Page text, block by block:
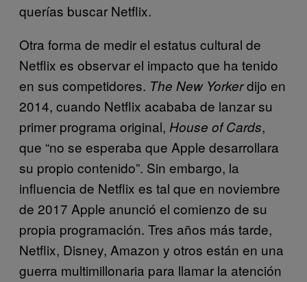
querías buscar Netflix.
Otra forma de medir el estatus cultural de
Netflix es observar el impacto que ha tenido
en sus competidores. The New Yorkerdijo en
2014, cuando Netflix acababa de lanzar su
primer programa original, House of Cards,
que “no se esperaba que Apple desarrollara
su propio contenido”. Sin embargo, la
influencia de Netflix es tal que en noviembre
de 2017 Apple anunció el comienzo de su
propia programación. Tres años más tarde,
Netflix, Disney, Amazon y otros están en una
guerra multimillonaria para llamar la atención